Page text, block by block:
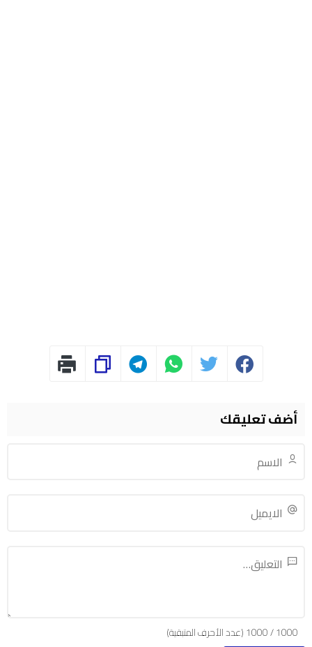
أضف تعليقك
1000
/
1000(عدد الأحرف المتبقية)